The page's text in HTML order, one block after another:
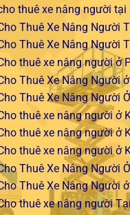
thuê xe nâng người tại
Thuê Xe Nâng Người
Thuê Xe Nâng Người
thuê xe nâng người ở
Thuê Xe Nâng Người
Thuê Xe Nâng Người
thuê xe nâng người ở
thuê xe nâng người ở
thuê xe nâng người ở
Thuê Xe Nâng Người
Thuê Xe Nâng Người
thuê xe nâng người